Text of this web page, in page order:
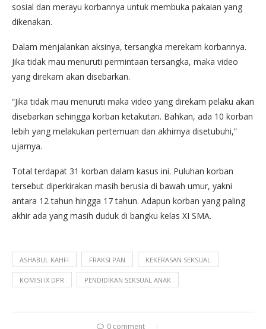
sosial dan merayu korbannya untuk membuka pakaian yang
dikenakan.
Dalam menjalankan aksinya, tersangka merekam korbannya.
Jika tidak mau menuruti permintaan tersangka, maka video
yang direkam akan disebarkan.
“Jika tidak mau menuruti maka video yang direkam pelaku akan
disebarkan sehingga korban ketakutan. Bahkan, ada 10 korban
lebih yang melakukan pertemuan dan akhirnya disetubuhi,”
ujarnya.
Total terdapat 31 korban dalam kasus ini. Puluhan korban
tersebut diperkirakan masih berusia di bawah umur, yakni
antara 12 tahun hingga 17 tahun. Adapun korban yang paling
akhir ada yang masih duduk di bangku kelas XI SMA.
ASHABUL KAHFI FRAKSI PAN KEKERASAN SEKSUAL
KOMISI IX DPR PENDIDIKAN SEKSUAL ANAK
0 comment